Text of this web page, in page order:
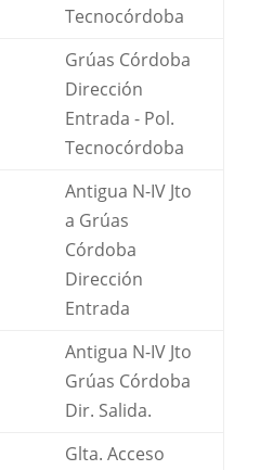
Tecnocórdoba
Grúas Córdoba
Dirección
Entrada - Pol.
Tecnocórdoba
Antigua N-IV Jto
a Grúas
Córdoba
Dirección
Entrada
Antigua N-IV Jto
Grúas Córdoba
Dir. Salida.
Glta. Acceso